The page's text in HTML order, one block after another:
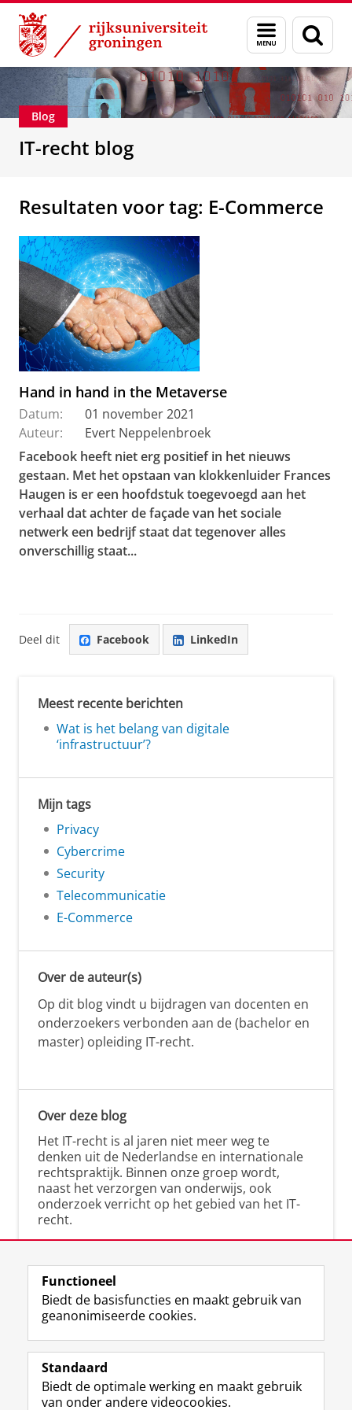
Skip
Content
Skip
Navigation
Menu
en
zoeken
Over ons IT-Recht
Blog
IT-recht blog
Resultaten voor tag: E-Commerce
Hand in hand in the Metaverse
Datum:
01 november 2021
Auteur:
Evert Neppelenbroek
Facebook heeft niet erg positief in het nieuws
gestaan. Met het opstaan van klokkenluider Frances
Haugen is er een hoofdstuk toegevoegd aan het
verhaal dat achter de façade van het sociale
netwerk een bedrijf staat dat tegenover alles
onverschillig staat...
Deel dit Facebook LinkedIn
Meest recente berichten
Wat is het belang van digitale
‘infrastructuur’?
Mijn tags
Privacy
Cybercrime
Security
Telecommunicatie
E-Commerce
Over de auteur(s)
Op dit blog vindt u bijdragen van docenten en
onderzoekers verbonden aan de (bachelor en
master) opleiding IT-recht.
Over deze blog
Het IT-recht is al jaren niet meer weg te
denken uit de Nederlandse en internationale
rechtspraktijk. Binnen onze groep wordt,
naast het verzorgen van onderwijs, ook
onderzoek verricht op het gebied van het IT-
recht.
Volg de RUG
F
a
e
b
L
i
k
e
R
S
-
f
I
n
t
Y
o
T
Studiekiezers
Functioneel
Biedt de basisfuncties en maakt gebruik van
geanonimiseerde cookies.
Standaard
Biedt de optimale werking en maakt gebruik
van onder andere videocookies.